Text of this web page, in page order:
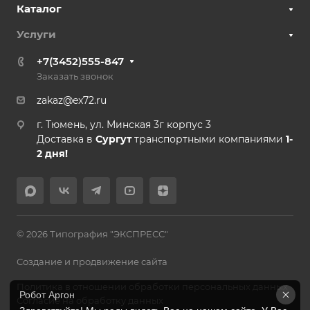
Каталог
Услуги
+7(3452)555-847
Заказать звонок
zakaz@ex72.ru
г. Тюмень, ул. Минская 3г корпус 3
Доставка в Сургуттранспортными компаниями 1-
2 дня!
© 2026 Типография "ЭКСПРЕСС"
Создание и продвижение сайта
Политика в отношении обработки персональных данных
Согласие на обработку данных
Робот Аргон